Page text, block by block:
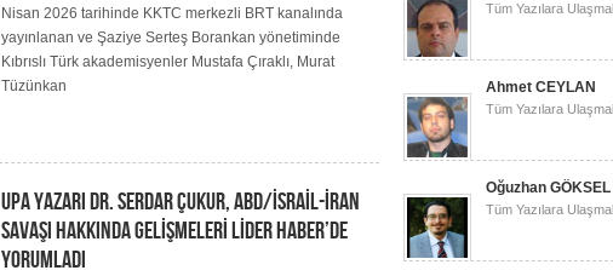
Nisan 2026 tarihinde KKTC merkezli BRT kanalında
yayınlanan ve Şaziye Serteş Borankan yönetiminde
Kıbrıslı Türk akademisyenler Mustafa Çıraklı, Murat
Tüzünkan
UPA YAZARI DR. SERDAR ÇUKUR, ABD/İSRAİL-İRAN
SAVAŞI HAKKINDA GELİŞMELERİ LİDER HABER’DE
YORUMLADI
Tüm Yazılara
Ahmet CEYLAN
Tüm Yazılara
Oğuzhan GÖKSEL
Tüm Yazılara